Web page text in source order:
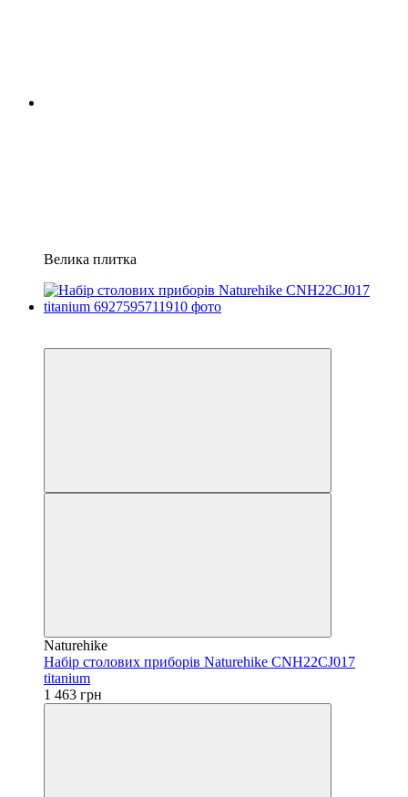
Велика плитка
Naturehike
Набір столових приборів Naturehike CNH22CJ017
titanium
1 463 грн